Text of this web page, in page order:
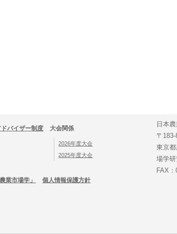
ドバイザー制度 大会関係
2026年度大会
2025年度大会
業市場学」 個人情報保護方針
日本
〒183-
東京
場学
FAX